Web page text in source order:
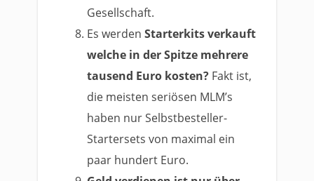
Gesellschaft.
Es werdenStarterkits verkauft
welche in der Spitze mehrere
tausend Euro kosten? Fakt ist,
die meisten seriösen MLM’s
haben nur Selbstbesteller-
Startersets von maximal ein
paar hundert Euro.